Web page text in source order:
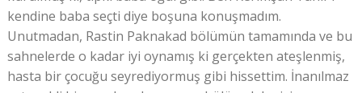
kendine baba seçti diye boşuna konuşmadım.
Unutmadan, Rastin Paknakad bölümün tamamında ve bu
sahnelerde o kadar iyi oynamış ki gerçekten ateşlenmiş,
hasta bir çocuğu seyrediyormuş gibi hissettim. İnanılmaz